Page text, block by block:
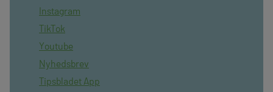
Instagram
TikTok
Youtube
Nyhedsbrev
Tipsbladet App